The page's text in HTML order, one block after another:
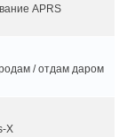
APRS
/ отдам даром
X